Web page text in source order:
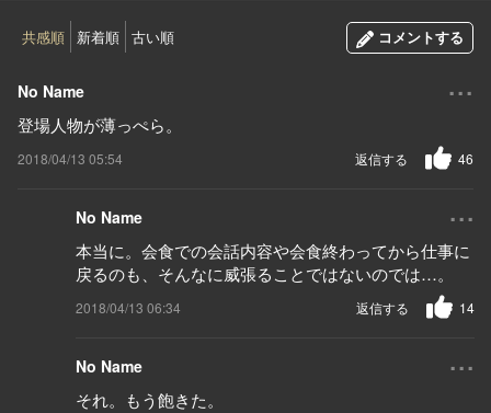
共感順 新着順 古い順 コメントする
No Name ...
登場人物が薄っぺら。
2018/04/13 05:54 46
返信する
No Name ...
本当に。会食での会話内容や会食終わってから仕事に
戻るのも、そんなに威張ることではないのでは…。
2018/04/13 06:34 14
返信する
No Name ...
それ。もう飽きた。